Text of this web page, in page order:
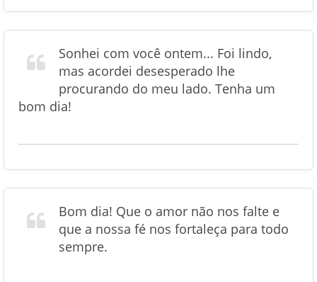
Sonhei com você ontem... Foi lindo,
mas acordei desesperado lhe
procurando do meu lado. Tenha um
bom dia!
Bom dia! Que o amor não nos falte e
que a nossa fé nos fortaleça para todo
sempre.